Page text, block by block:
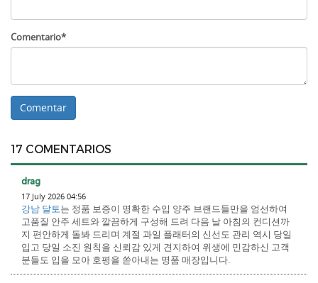
Comentario*
17 COMENTARIOS
drag
17 July 2026 04:56
강남 달토는 정품 보증이 명확한 수입 양주 브랜드들만을 엄선하여
고품질 안주 세트와 깔끔하게 구성해 드려 다음 날 아침의 컨디션까
지 편안하게 돌봐 드리며 계절 과일 플래터의 신선도 관리 역시 당일
입고 당일 소진 원칙을 신뢰감 있게 견지하여 위생에 민감하신 고객
분들도 입을 모아 호평을 쏟아내는 명품 매장입니다.